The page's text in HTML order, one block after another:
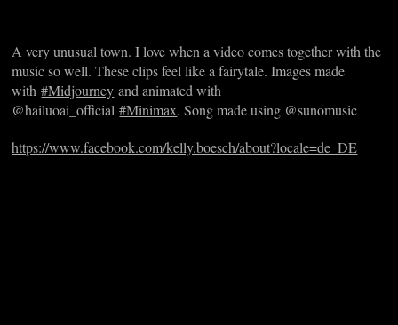
A very unusual town. I love when a video comes together with the
music so well. These clips feel like a fairytale. Images made
with#Midjourney and animated with
@hailuoai_official#Minimax. Song made using @sunomusic
https://www.facebook.com/kelly.boesch/about?locale=de_DE